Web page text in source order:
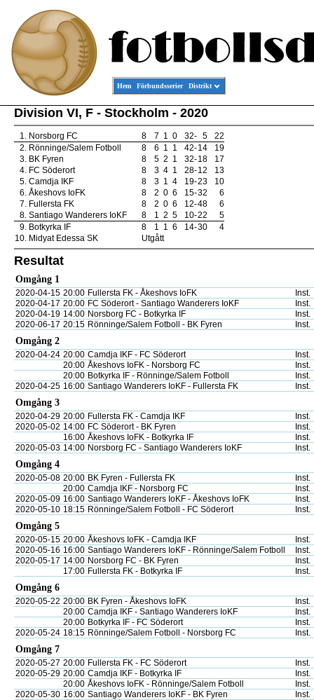
Hem Förbundsserier Distrikt
Division VI, F - Stockholm - 2020
1. Norsborg FC 8 7 1 0 32- 5
22
2. Rönninge/Salem Fotboll 8 6 1 1 42-14
19
3. BK Fyren 8 5 2 1 32-18
17
4. FC Söderort 8 3 4 1 28-12
13
5. Camdja IKF 8 3 1 4 19-23
10
6. Åkeshovs IoFK 8 2 0 6 15-32
6
7. Fullersta FK 8 2 0 6 12-48
6
8. Santiago Wanderers IoKF 8 1 2 5 10-22
5
9. Botkyrka IF 8 1 1 6 14-30
4
10. Midyat Edessa SK Utgått
Resultat
Omgång 1
2020-04-15 20:00 Fullersta FK - Åkeshovs IoFK
Inst.
2020-04-17 20:00 FC Söderort - Santiago Wanderers IoKF
Inst.
2020-04-19 14:00 Norsborg FC - Botkyrka IF
Inst.
2020-06-17 20:15 Rönninge/Salem Fotboll - BK Fyren Inst.
Omgång 2
2020-04-24 20:00 Camdja IKF - FC Söderort
Inst.
20:00 Åkeshovs IoFK - Norsborg FC
Inst.
20:00 Botkyrka IF - Rönninge/Salem Fotboll
Inst.
2020-04-25 16:00 Santiago Wanderers IoKF - Fullersta FK Inst.
Omgång 3
2020-04-29 20:00 Fullersta FK - Camdja IKF
Inst.
2020-05-02 14:00 FC Söderort - BK Fyren
Inst.
16:00 Åkeshovs IoFK - Botkyrka IF
Inst.
2020-05-03 14:00 Norsborg FC - Santiago Wanderers IoKF Inst.
Omgång 4
2020-05-08 20:00 BK Fyren - Fullersta FK
Inst.
20:00 Camdja IKF - Norsborg FC
Inst.
2020-05-09 16:00 Santiago Wanderers IoKF - Åkeshovs IoFK
Inst.
2020-05-10 18:15 Rönninge/Salem Fotboll - FC Söderort Inst.
Omgång 5
2020-05-15 20:00 Åkeshovs IoFK - Camdja IKF
Inst.
2020-05-16 16:00 Santiago Wanderers IoKF - Rönninge/Salem Fotboll
Inst.
2020-05-17 14:00 Norsborg FC - BK Fyren
Inst.
17:00 Fullersta FK - Botkyrka IF Inst.
Omgång 6
2020-05-22 20:00 BK Fyren - Åkeshovs IoFK
Inst.
20:00 Camdja IKF - Santiago Wanderers IoKF
Inst.
20:00 Botkyrka IF - FC Söderort
Inst.
2020-05-24 18:15 Rönninge/Salem Fotboll - Norsborg FC Inst.
Omgång 7
2020-05-27 20:00 Fullersta FK - FC Söderort
Inst.
2020-05-29 20:00 Camdja IKF - Botkyrka IF
Inst.
20:00 Åkeshovs IoFK - Rönninge/Salem Fotboll
Inst.
2020-05-30 16:00 Santiago Wanderers IoKF - BK Fyren Inst.